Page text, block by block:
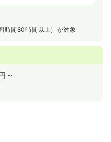
時間80時間以上）が対象
～